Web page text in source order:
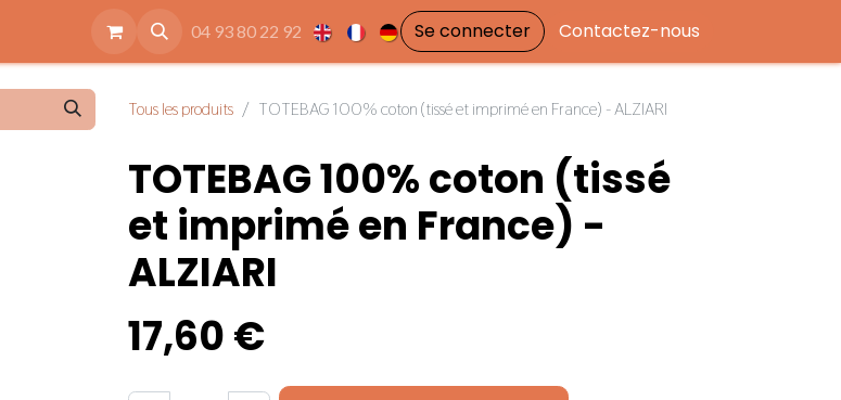
Qui sommes nous Nos engagements
04 93 80 22 92 Se connecter Contactez-nous
Tous les produits TOTEBAG 100% coton (tissé et imprimé en France) - ALZIARI
TOTEBAG 100% coton (tissé
et imprimé en France) -
ALZIARI
17,60€